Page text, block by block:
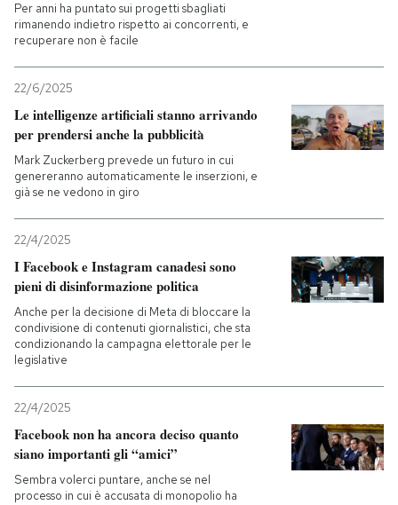
Per anni ha puntato sui progetti sbagliati
rimanendo indietro rispetto ai concorrenti, e
recuperare non è facile
22/6/2025
Le intelligenze artificiali stanno arrivando
per prendersi anche la pubblicità
Mark Zuckerberg prevede un futuro in cui
genereranno automaticamente le inserzioni, e
già se ne vedono in giro
22/4/2025
I Facebook e Instagram canadesi sono
pieni di disinformazione politica
Anche per la decisione di Meta di bloccare la
condivisione di contenuti giornalistici, che sta
condizionando la campagna elettorale per le
legislative
22/4/2025
Facebook non ha ancora deciso quanto
siano importanti gli “amici”
Sembra volerci puntare, anche se nel
processo in cui è accusata di monopolio ha